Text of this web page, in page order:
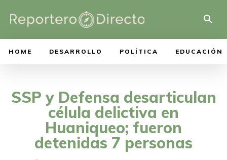
HOME DESARROLLO POLÍTICA EDUCACIÓN
SSP y Defensa desarticulan
célula delictiva en
Huaniqueo; fueron
detenidas 7 personas